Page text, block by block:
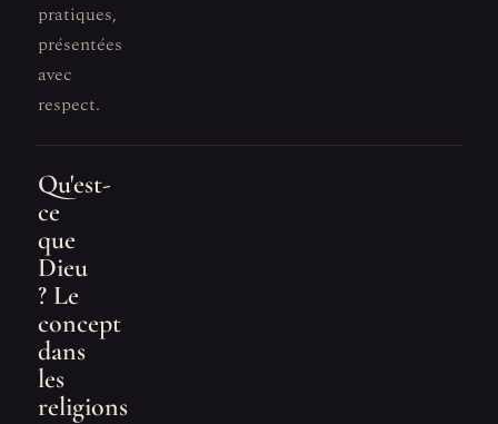
pratiques,
présentées
avec
respect.
Qu'est-
ce
que
Dieu
? Le
concept
dans
les
religions